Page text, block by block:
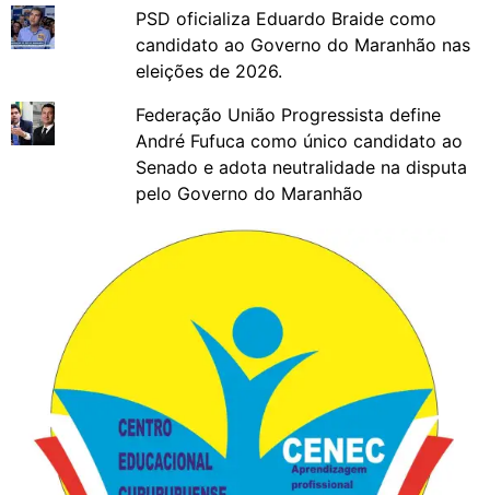
PSD oficializa Eduardo Braide como
candidato ao Governo do Maranhão nas
eleições de 2026.
Federação União Progressista define
André Fufuca como único candidato ao
Senado e adota neutralidade na disputa
pelo Governo do Maranhão